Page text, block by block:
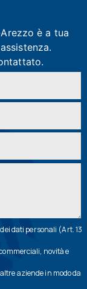
Arezzoè a tua
dati personali (Art. 13
novità e
aziende in modo da